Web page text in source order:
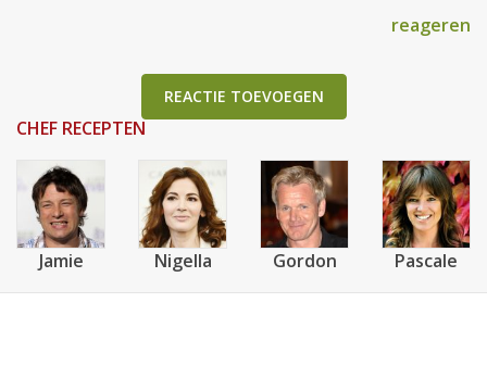
reageren
REACTIE TOEVOEGEN
CHEF RECEPTEN
Jamie Nigella Gordon Pascale